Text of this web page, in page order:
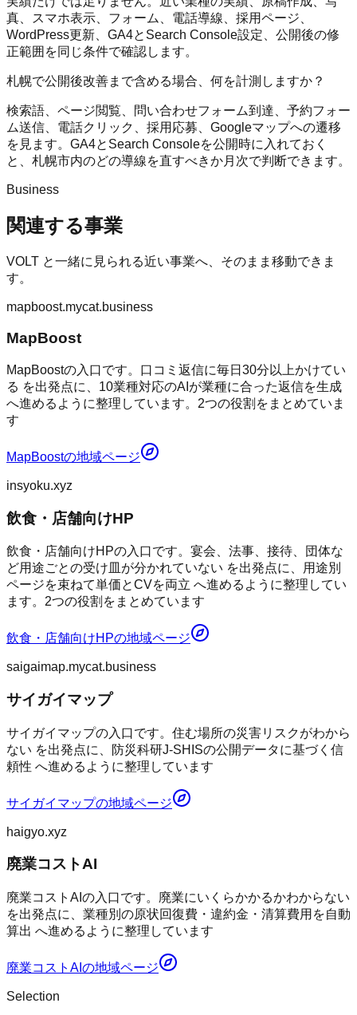
真、スマホ表示、フォーム、電話導線、採用ページ、
WordPress更新、GA4とSearch Console設定、公開後の修
正範囲を同じ条件で確認します。
札幌で公開後改善まで含める場合、何を計測しますか？
検索語、ページ閲覧、問い合わせフォーム到達、予約フォー
ム送信、電話クリック、採用応募、Googleマップへの遷移
を見ます。GA4とSearch Consoleを公開時に入れておく
と、札幌市内のどの導線を直すべきか月次で判断できます。
Business
関連する事業
VOLT と一緒に見られる近い事業へ、そのまま移動できま
す。
mapboost.mycat.business
MapBoost
MapBoostの入口です。口コミ返信に毎日30分以上かけてい
る を出発点に、10業種対応のAIが業種に合った返信を生成
へ進めるように整理しています。2つの役割をまとめていま
す
MapBoostの地域ページ
insyoku.xyz
飲食・店舗向けHP
飲食・店舗向けHPの入口です。宴会、法事、接待、団体な
ど用途ごとの受け皿が分かれていない を出発点に、用途別
ページを束ねて単価とCVを両立 へ進めるように整理してい
ます。2つの役割をまとめています
飲食・店舗向けHPの地域ページ
saigaimap.mycat.business
サイガイマップ
サイガイマップの入口です。住む場所の災害リスクがわから
ない を出発点に、防災科研J-SHISの公開データに基づく信
頼性 へ進めるように整理しています
サイガイマップの地域ページ
haigyo.xyz
廃業コストAI
廃業コストAIの入口です。廃業にいくらかかるかわからない
を出発点に、業種別の原状回復費・違約金・清算費用を自動
算出 へ進めるように整理しています
廃業コストAI の地域ページ
Selection